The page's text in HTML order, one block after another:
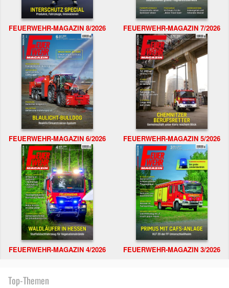
FEUERWEHR-MAGAZIN 8/2026 FEUERWEHR-MAGAZIN 7/2026
FEUERWEHR-MAGAZIN 6/2026 FEUERWEHR-MAGAZIN 5/2026
FEUERWEHR-MAGAZIN 4/2026 FEUERWEHR-MAGAZIN 3/2026
Top-Themen